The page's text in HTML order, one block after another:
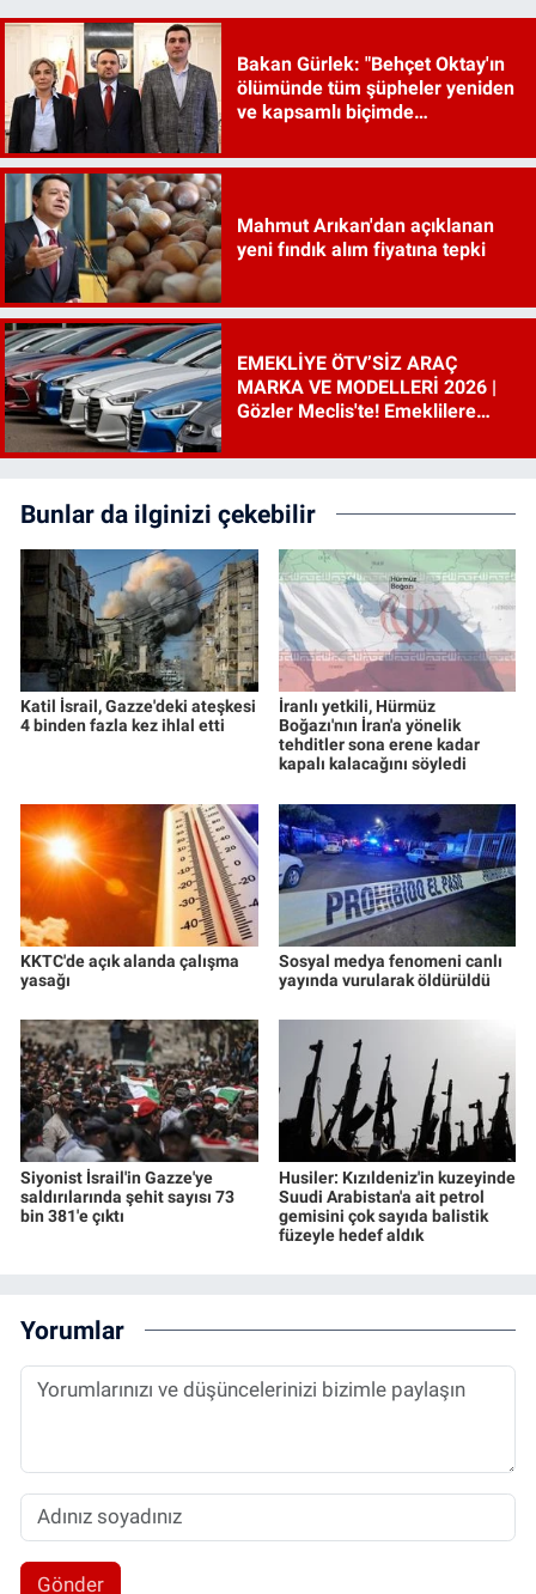
Bakan Gürlek: "Behçet Oktay'ın
ölümünde tüm şüpheler yeniden
ve kapsamlı biçimde
Mahmut Arıkan'dan açıklanan
yeni fındık alım fiyatına tepki
EMEKLİYE ÖTV’SİZ ARAÇ
MARKA VE MODELLERİ 2026 |
Gözler Meclis'te! Emeklilere
ne?
Bunlar da ilginizi çekebilir
Katil İsrail, Gazze'deki ateşkesi
4 binden fazla kez ihlal etti
İranlı yetkili, Hürmüz
Boğazı'nın İran'a yönelik
tehditler sona erene kadar
kapalı kalacağını söyledi
KKTC'de açık alanda çalışma
yasağı
Sosyal medya fenomeni canlı
yayında vurularak öldürüldü
Siyonist İsrail'in Gazze'ye
saldırılarında şehit sayısı 73
bin 381'e çıktı
Husiler: Kızıldeniz'in kuzeyinde
Suudi Arabistan'a ait petrol
gemisini çok sayıda balistik
füzeyle hedef aldık
Yorumlar
Gönder